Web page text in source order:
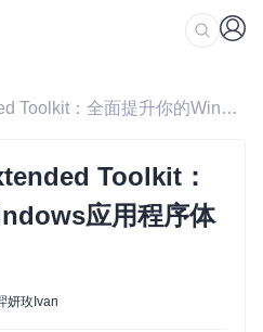
/ 发现Krypton Extended Toolkit：全面提升你的Windows应用程序体验
Toolkit：
应用程序体
妍玫Ivan